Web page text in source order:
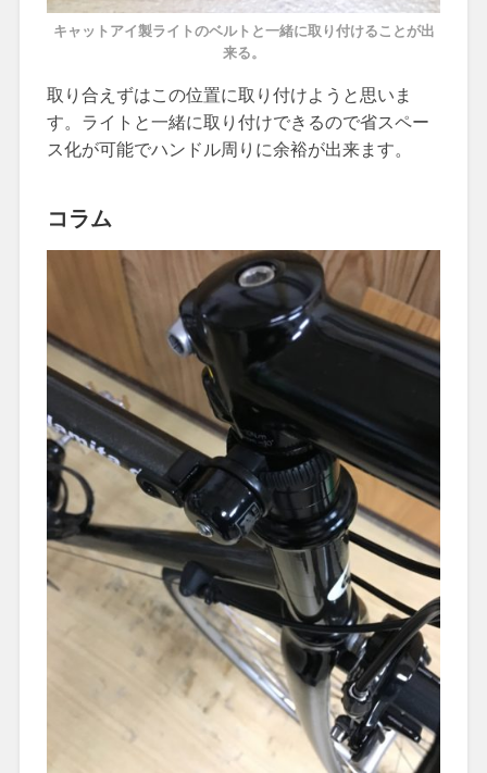
キャットアイ製ライトのベルトと一緒に取り付けることが出
来る。
取り合えずはこの位置に取り付けようと思いま
す。ライトと一緒に取り付けできるので省スペー
ス化が可能でハンドル周りに余裕が出来ます。
コラム